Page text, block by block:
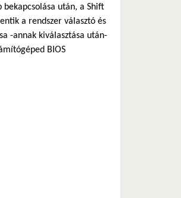
bekapcsolása után, a Shift
a rendszer választó és
-annak kiválasztása után-
BIOS